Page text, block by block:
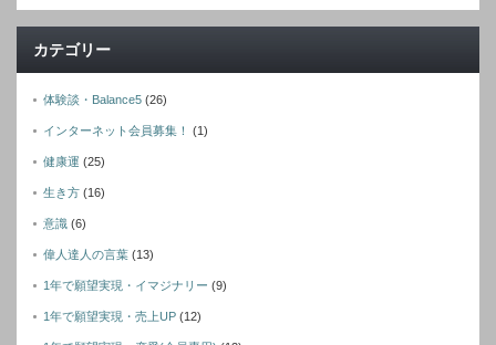
カテゴリー
体験談・Balance5 (26)
インターネット会員募集！ (1)
健康運 (25)
生き方 (16)
意識 (6)
偉人達人の言葉 (13)
1年で願望実現・イマジナリー (9)
1年で願望実現・売上UP (12)